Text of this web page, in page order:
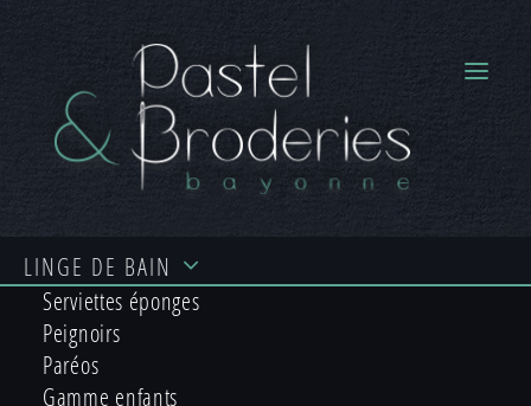
LINGE DE BAIN
Serviettes éponges
Peignoirs
Paréos
Gamme enfants